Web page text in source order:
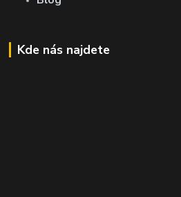
Kde nás najdete